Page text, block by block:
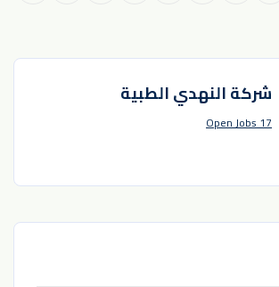
شركة النهدي الطبية
17 Open Jobs